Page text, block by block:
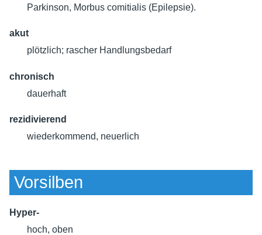
Parkinson, Morbus comitialis (Epilepsie).
akut
plötzlich; rascher Handlungsbedarf
chronisch
dauerhaft
rezidivierend
wiederkommend, neuerlich
Vorsilben
Hyper-
hoch, oben